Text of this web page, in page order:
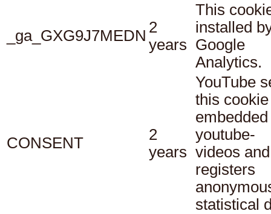
_ga_GXG9J7MEDN 2
years
This
installed
Google
Analytics.
CONSENT
2
years
YouTube
this
embedded
youtube-
videos and
registers
statistical